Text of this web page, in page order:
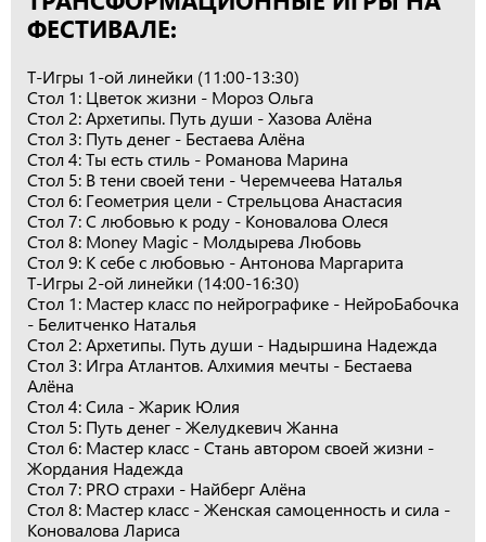
ФЕСТИВАЛЕ:
Т-Игры 1-ой линейки (11:00-13:30)
Стол 1: Цветок жизни - Мороз Ольга
Стол 2: Архетипы. Путь души - Хазова Алёна
Стол 3: Путь денег - Бестаева Алёна
Стол 4: Ты есть стиль - Романова Марина
Стол 5: В тени своей тени - Черемчеева Наталья
Стол 6: Геометрия цели - Стрельцова Анастасия
Стол 7: С любовью к роду - Коновалова Олеся
Стол 8: Money Magic - Молдырева Любовь
Стол 9: К себе с любовью - Антонова Маргарита
Т-Игры 2-ой линейки (14:00-16:30)
Стол 1: Мастер класс по нейрографике - НейроБабочка
- Белитченко Наталья
Стол 2: Архетипы. Путь души - Надыршина Надежда
Стол 3: Игра Атлантов. Алхимия мечты - Бестаева
Алёна
Стол 4: Сила - Жарик Юлия
Стол 5: Путь денег - Желудкевич Жанна
Стол 6: Мастер класс - Стань автором своей жизни -
Жордания Надежда
Стол 7: PRO страхи - Найберг Алёна
Стол 8: Мастер класс - Женская самоценность и сила -
Коновалова Лариса